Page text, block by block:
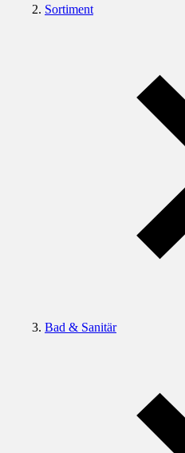
Sortiment
Bad & Sanitär